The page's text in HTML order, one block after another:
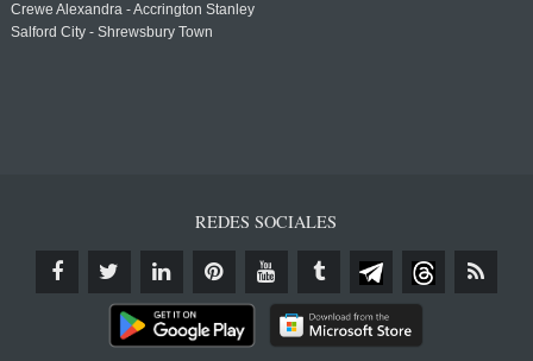
Crewe Alexandra - Accrington Stanley
Salford City - Shrewsbury Town
REDES SOCIALES